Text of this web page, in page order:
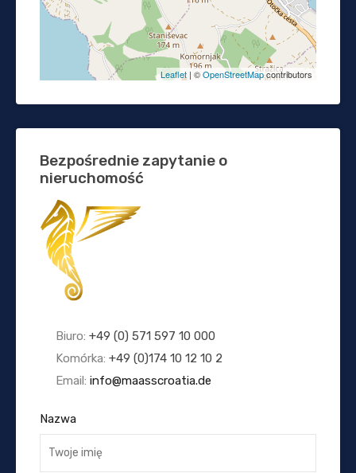
Leaflet | ©OpenStreetMapcontributors
Bezpośrednie zapytanie o
nieruchomość
Biuro: +49 (0) 571 597 10 000
Komórka: +49 (0)174 10 12 10 2
Email: info@maasscroatia.de
Nazwa